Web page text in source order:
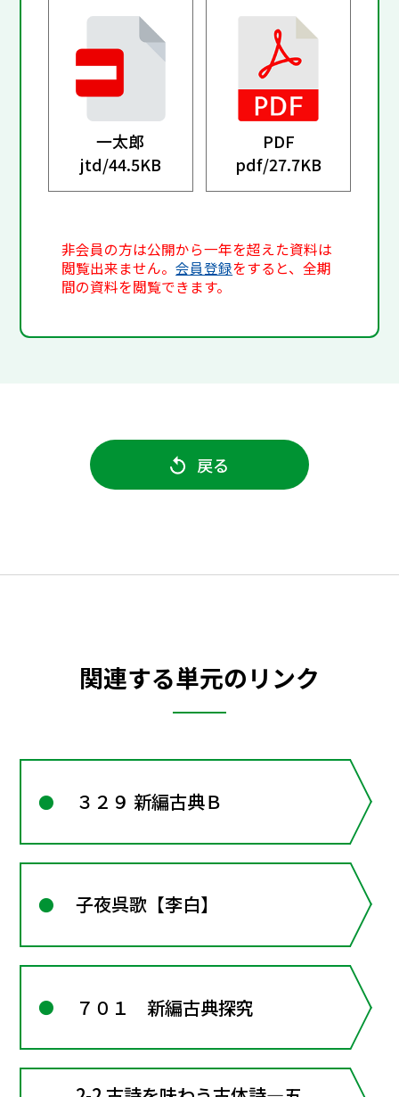
一太郎
jtd/44.5KB
PDF
pdf/27.7KB
非会員の方は公開から一年を超えた資料は
閲覧出来ません。会員登録をすると、全期
間の資料を閲覧できます。
戻る
関連する単元のリンク
３２９ 新編古典Ｂ
子夜呉歌【李白】
７０１ 新編古典探究